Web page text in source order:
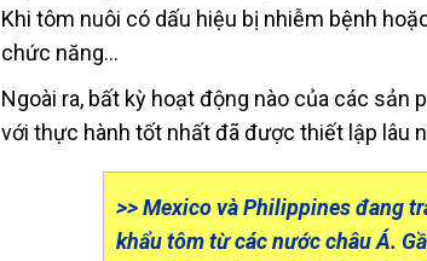
Khi tôm nuôi có dấu hiệu bị nhiễm bệnh
chức năng…
Ngoài ra, bất kỳ hoạt động nào của các
với thực hành tốt nhất đã được thiết lập lâu
>> Mexico và Philippines đang
khẩu tôm từ các nước châu Á.